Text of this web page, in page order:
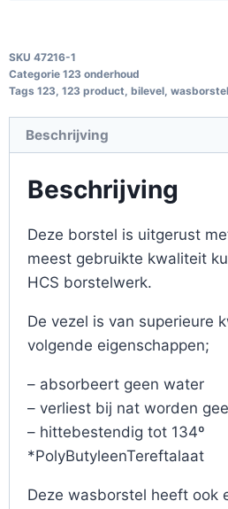
SKU 47216-1
Categorie 123 onderhoud
Tags 123 123 product bilevel wasborstel
Beschrijving
Beschrijving
Deze borstel is uitgerust
meest gebruikte kwaliteit
HCS borstelwerk.
De vezel is van superieure
volgende eigenschappen;
– absorbeert geen water
– verliest bij nat worden
– hittebestendig tot 134º
*PolyButyleenTereftalaat
Deze wasborstel heeft ook